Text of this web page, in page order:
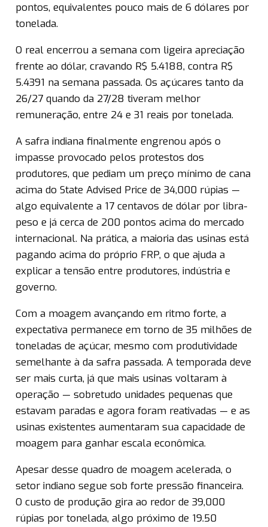
pontos, equivalentes pouco mais de 6 dólares por
tonelada.
O real encerrou a semana com ligeira apreciação
frente ao dólar, cravando R$ 5.4188, contra R$
5.4391 na semana passada. Os açúcares tanto da
26/27 quando da 27/28 tiveram melhor
remuneração, entre 24 e 31 reais por tonelada.
A safra indiana finalmente engrenou após o
impasse provocado pelos protestos dos
produtores, que pediam um preço mínimo de cana
acima do State Advised Price de 34,000 rúpias —
algo equivalente a 17 centavos de dólar por libra-
peso e já cerca de 200 pontos acima do mercado
internacional. Na prática, a maioria das usinas está
pagando acima do próprio FRP, o que ajuda a
explicar a tensão entre produtores, indústria e
governo.
Com a moagem avançando em ritmo forte, a
expectativa permanece em torno de 35 milhões de
toneladas de açúcar, mesmo com produtividade
semelhante à da safra passada. A temporada deve
ser mais curta, já que mais usinas voltaram à
operação — sobretudo unidades pequenas que
estavam paradas e agora foram reativadas — e as
usinas existentes aumentaram sua capacidade de
moagem para ganhar escala econômica.
Apesar desse quadro de moagem acelerada, o
setor indiano segue sob forte pressão financeira.
O custo de produção gira ao redor de 39,000
rúpias por tonelada, algo próximo de 19.50